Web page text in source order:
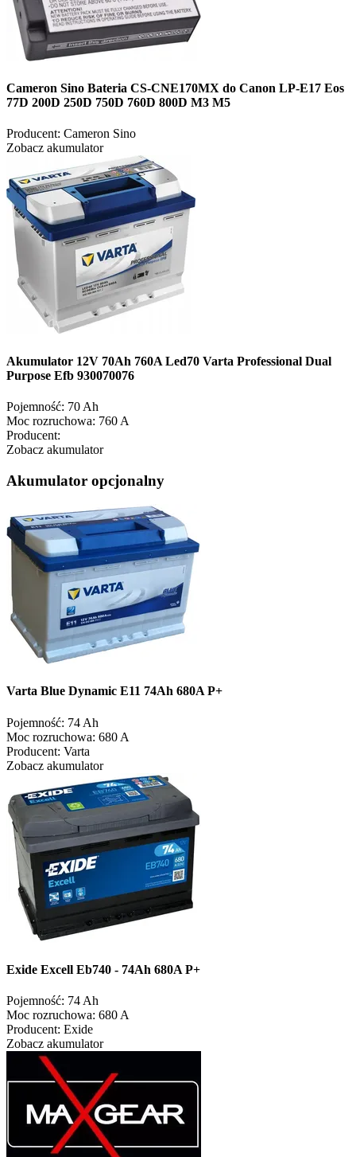
Cameron Sino Bateria CS-CNE170MX do Canon LP-E17 Eos
77D 200D 250D 750D 760D 800D M3 M5
Producent: Cameron Sino
Zobacz akumulator
Akumulator 12V 70Ah 760A Led70 Varta Professional Dual
Purpose Efb 930070076
Pojemność: 70 Ah
Moc rozruchowa: 760 A
Producent:
Zobacz akumulator
Akumulator opcjonalny
Varta Blue Dynamic E11 74Ah 680A P+
Pojemność: 74 Ah
Moc rozruchowa: 680 A
Producent: Varta
Zobacz akumulator
Exide Excell Eb740 - 74Ah 680A P+
Pojemność: 74 Ah
Moc rozruchowa: 680 A
Producent: Exide
Zobacz akumulator